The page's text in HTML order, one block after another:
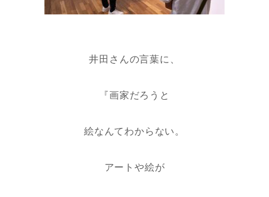
井田さんの言葉に、
『画家だろうと
絵なんてわからない。
アートや絵が